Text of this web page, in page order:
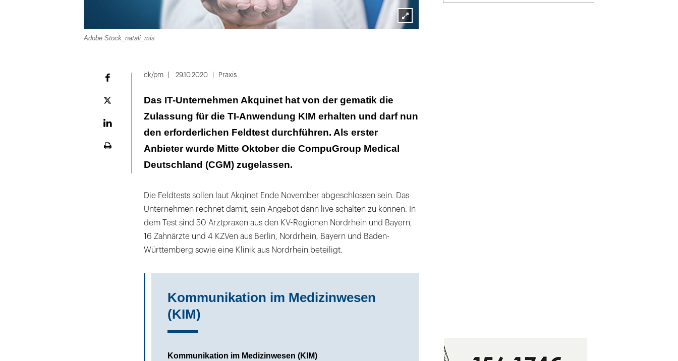
Lightbox
Adobe Stock_natali_mis
Plattform
ck/pm 29.10.2020 Praxis
Das IT-Unternehmen Akquinet hat von der gematik die
Zulassung für die TI-Anwendung KIM erhalten und darf nun
den erforderlichen Feldtest durchführen. Als erster
Anbieter wurde Mitte Oktober die CompuGroup Medical
Deutschland (CGM) zugelassen.
Die Feldtests sollen laut Akqinet Ende November abgeschlossen sein. Das
Unternehmen rechnet damit, sein Angebot dann live schalten zu können. In
dem Test sind 50 Arztpraxen aus den KV-Regionen Nordrhein und Bayern,
16 Zahnärzte und 4 KZVen aus Berlin, Nordrhein, Bayern und Baden-
Württemberg sowie eine Klinik aus Nordrhein beteiligt.
Kommunikation im Medizinwesen
(KIM)
Kommunikation im Medizinwesen (KIM)